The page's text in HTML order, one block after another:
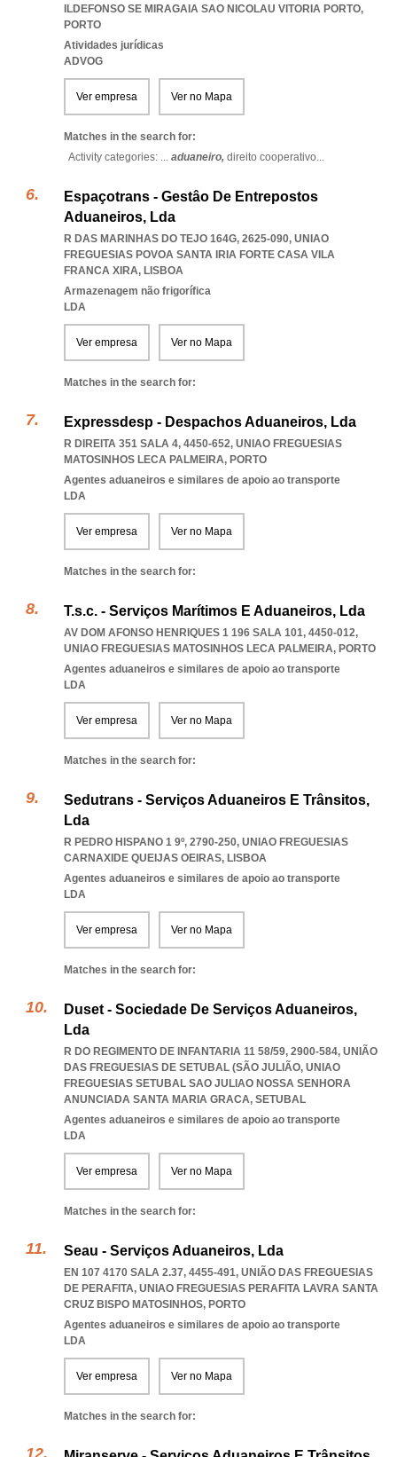
ILDEFONSO SE MIRAGAIA SAO NICOLAU VITORIA PORTO,
PORTO
Atividades jurídicas
ADVOG
Ver empresa Ver no Mapa
Matches in the search for:
Activity categories: ... aduaneiro, direito cooperativo...
Espaçotrans - Gestâo De Entrepostos
Aduaneiros, Lda
R DAS MARINHAS DO TEJO 164G, 2625-090, UNIAO
FREGUESIAS POVOA SANTA IRIA FORTE CASA VILA
FRANCA XIRA, LISBOA
Armazenagem não frigorífica
LDA
Ver empresa Ver no Mapa
Matches in the search for:
Expressdesp - Despachos Aduaneiros, Lda
R DIREITA 351 SALA 4, 4450-652, UNIAO FREGUESIAS
MATOSINHOS LECA PALMEIRA, PORTO
Agentes aduaneiros e similares de apoio ao transporte
LDA
Ver empresa Ver no Mapa
Matches in the search for:
T.s.c. - Serviços Marítimos E Aduaneiros, Lda
AV DOM AFONSO HENRIQUES 1 196 SALA 101, 4450-012,
UNIAO FREGUESIAS MATOSINHOS LECA PALMEIRA, PORTO
Agentes aduaneiros e similares de apoio ao transporte
LDA
Ver empresa Ver no Mapa
Matches in the search for:
Sedutrans - Serviços Aduaneiros E Trânsitos,
Lda
R PEDRO HISPANO 1 9º, 2790-250, UNIAO FREGUESIAS
CARNAXIDE QUEIJAS OEIRAS, LISBOA
Agentes aduaneiros e similares de apoio ao transporte
LDA
Ver empresa Ver no Mapa
Matches in the search for:
Duset - Sociedade De Serviços Aduaneiros,
Lda
R DO REGIMENTO DE INFANTARIA 11 58/59, 2900-584, UNIÃO
DAS FREGUESIAS DE SETUBAL (SÃO JULIÃO, UNIAO
FREGUESIAS SETUBAL SAO JULIAO NOSSA SENHORA
ANUNCIADA SANTA MARIA GRACA, SETUBAL
Agentes aduaneiros e similares de apoio ao transporte
LDA
Ver empresa Ver no Mapa
Matches in the search for:
Seau - Serviços Aduaneiros, Lda
EN 107 4170 SALA 2.37, 4455-491, UNIÃO DAS FREGUESIAS
DE PERAFITA, UNIAO FREGUESIAS PERAFITA LAVRA SANTA
CRUZ BISPO MATOSINHOS, PORTO
Agentes aduaneiros e similares de apoio ao transporte
LDA
Ver empresa Ver no Mapa
Matches in the search for: